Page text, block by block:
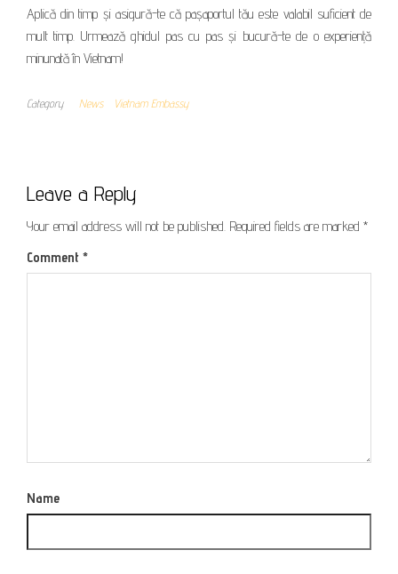
Aplică din timp și asigură-te că pașaportul tău este valabil suficient de
mult timp. Urmează ghidul pas cu pas și bucură-te de o experiență
minunată în Vietnam!
Category News Vietnam Embassy
Leave a Reply
Your email address will not be published. Required fields are marked *
Comment *
Name